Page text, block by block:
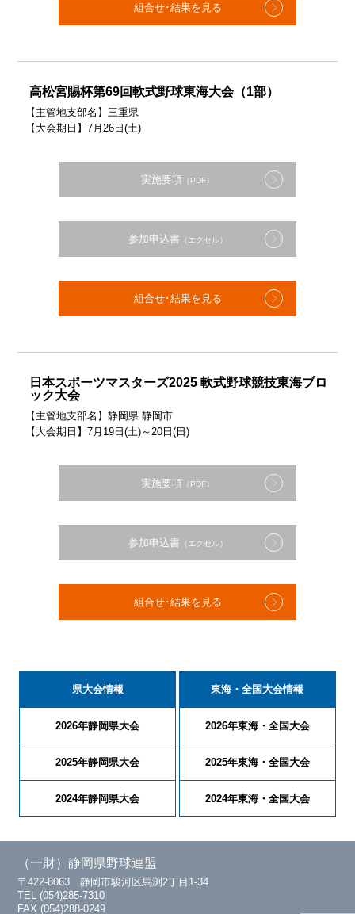
組合せ･結果を見る
高松宮賜杯第69回軟式野球東海大会（1部）
【主管地支部名】三重県
【大会期日】7月26日(土)
実施要項 （PDF）
参加申込書 （エクセル）
組合せ･結果を見る
日本スポーツマスターズ2025 軟式野球競技東海ブロ
ック大会
【主管地支部名】静岡県 静岡市
【大会期日】7月19日(土)～20日(日)
実施要項 （PDF）
参加申込書 （エクセル）
組合せ･結果を見る
県大会情報
2026年静岡県大会
2025年静岡県大会
2024年静岡県大会
東海・全国大会情報
2026年東海・全国大会
2025年東海・全国大会
2024年東海・全国大会
（一財）静岡県野球連盟
〒422-8063 静岡市駿河区馬渕2丁目1-34
TEL (054)285-7310
FAX (054)288-0249